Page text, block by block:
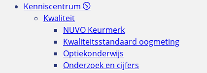
Kenniscentrum
Kwaliteit
NUVO Keurmerk
Kwaliteitsstandaard oogmeting
Optiekonderwijs
Onderzoek en cijfers